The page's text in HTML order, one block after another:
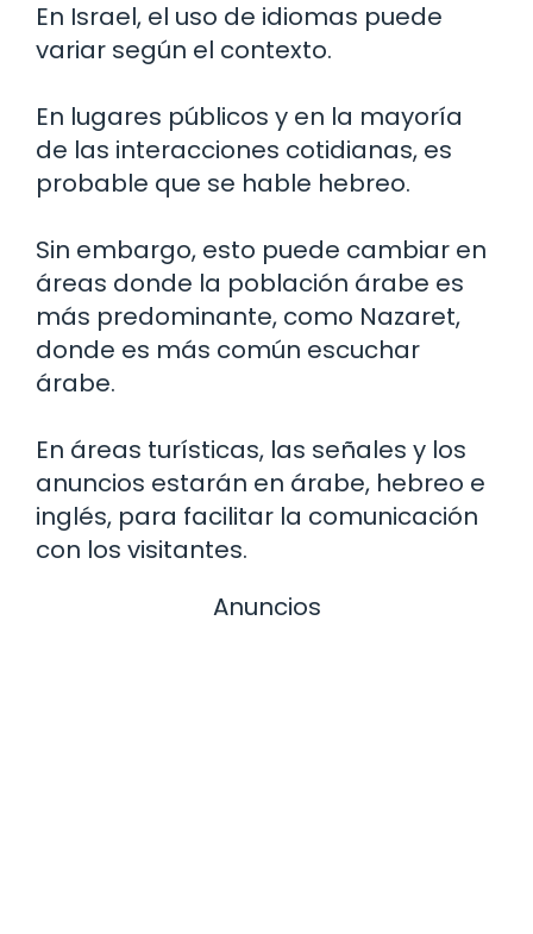
En Israel, el uso de idiomas puede
variar según el contexto.
En lugares públicos y en la mayoría
de las interacciones cotidianas, es
probable que se hable hebreo.
Sin embargo, esto puede cambiar en
áreas donde la población árabe es
más predominante, como Nazaret,
donde es más común escuchar
árabe.
En áreas turísticas, las señales y los
anuncios estarán en árabe, hebreo e
inglés, para facilitar la comunicación
con los visitantes.
Anuncios